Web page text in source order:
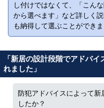
し付けではなくて、「こん
から選べます」など詳しく
も納得して選ぶことができま
「新居の設計段階でアドバ
れました」
防犯アドバイスによって新
したか？